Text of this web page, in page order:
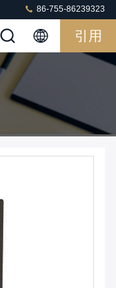
86-755-86239323
引用